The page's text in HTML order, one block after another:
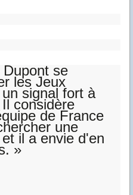
se
les Jeux
signal fort à
considère
de France
une
il a envie d'en
»